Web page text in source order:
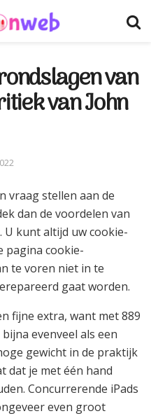
van
van John
vraag stellen aan de
dan de voordelen van
U kunt altijd uw cookie-
pagina cookie-
te voren niet in te
gaat worden.
fijne extra, want met 889
evenveel als een
gewicht in de praktijk
dat je met één hand
Concurrerende iPads
even groot